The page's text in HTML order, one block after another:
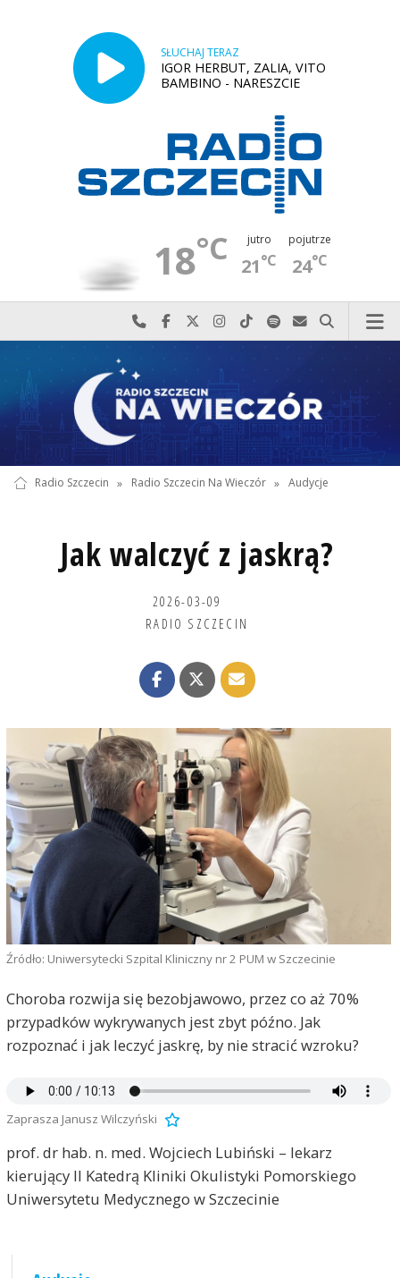
SŁUCHAJ TERAZ
IGOR HERBUT, ZALIA, VITO
BAMBINO - NARESZCIE
18°C jutro
21°C
pojutrze
24°C
Najlepiej po prostu do nas zadzwoń
Odwiedź nas na Facebook-u
Odwiedź nas na X
Odwiedź nas na Instagram-ie
Odwiedź nas na TikTok-u
Szukaj nas na Spotify
Wyślij do nas
Szukaj
Radio Szczecin » Radio Szczecin Na Wieczór » Audycje
Jak walczyć z jaskrą?
2026-03-09
RADIO SZCZECIN
Źródło: Uniwersytecki Szpital Kliniczny nr 2 PUM w Szczecinie
Choroba rozwija się bezobjawowo, przez co aż 70%
przypadków wykrywanych jest zbyt późno. Jak
rozpoznać i jak leczyć jaskrę, by nie stracić wzroku?
Zaprasza Janusz Wilczyński
prof. dr hab. n. med. Wojciech Lubiński – lekarz
kierujący II Katedrą Kliniki Okulistyki Pomorskiego
Uniwersytetu Medycznego w Szczecinie